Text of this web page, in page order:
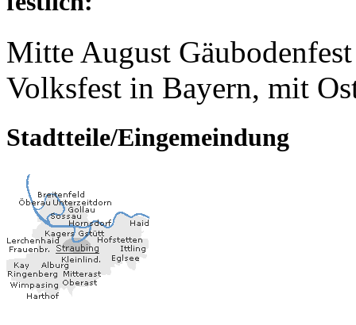
Mitte August
Volksfest in Bayern, mit
Stadtteile/Eingemeindung